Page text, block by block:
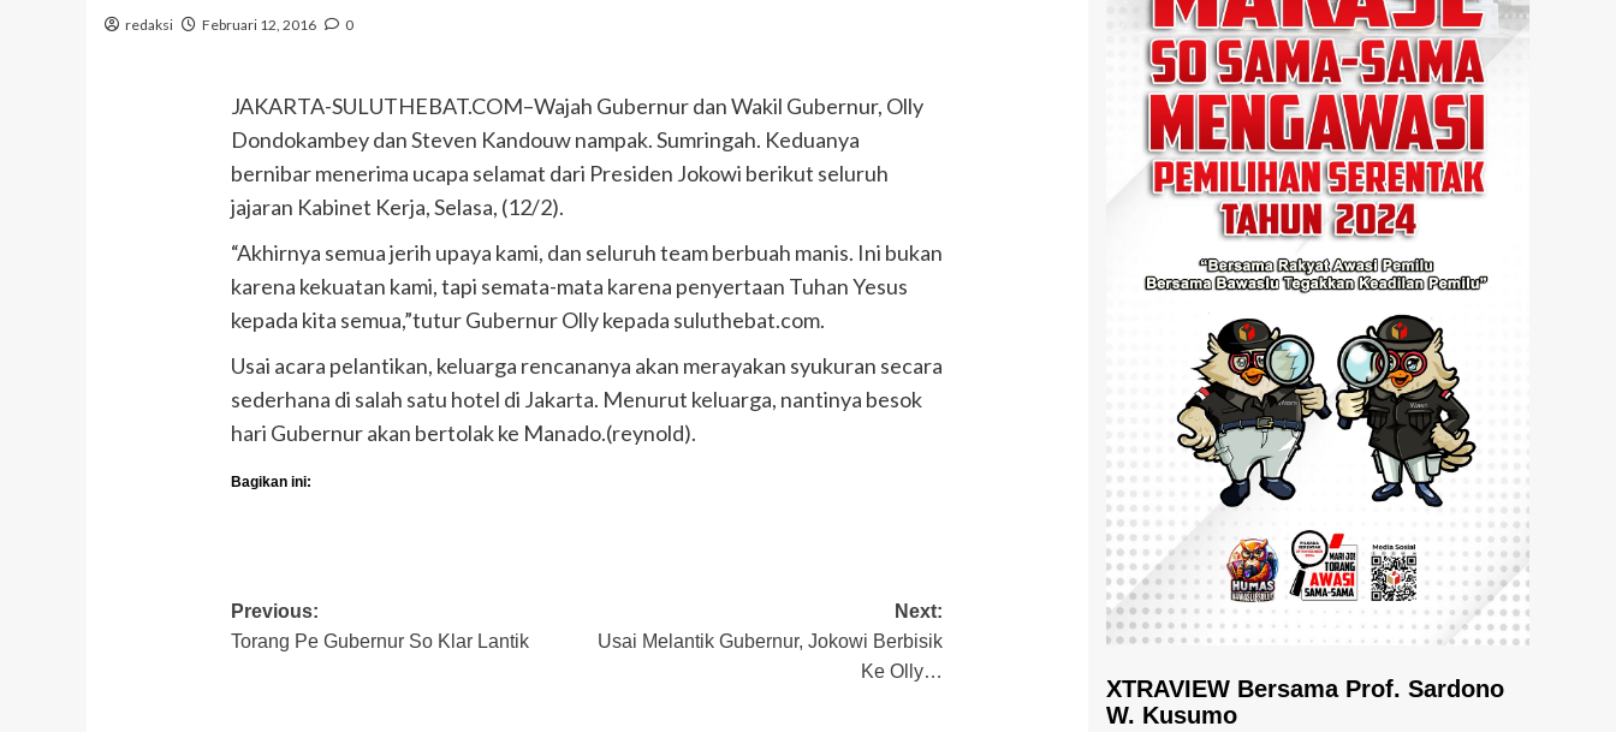
redaksi Februari 12, 2016 0
JAKARTA-SULUTHEBAT.COM–Wajah Gubernur dan Wakil Gubernur, Olly
Dondokambey dan Steven Kandouw nampak. Sumringah. Keduanya
bernibar menerima ucapa selamat dari Presiden Jokowi berikut seluruh
jajaran Kabinet Kerja, Selasa, (12/2).
“Akhirnya semua jerih upaya kami, dan seluruh team berbuah manis. Ini bukan
karena kekuatan kami, tapi semata-mata karena penyertaan Tuhan Yesus
kepada kita semua,”tutur Gubernur Olly kepada suluthebat.com.
Usai acara pelantikan, keluarga rencananya akan merayakan syukuran secara
sederhana di salah satu hotel di Jakarta. Menurut keluarga, nantinya besok
hari Gubernur akan bertolak ke Manado.(reynold).
Bagikan ini:
Post
navigation
Previous:
Torang Pe Gubernur So Klar Lantik
Next:
Usai Melantik Gubernur, Jokowi Berbisik
Ke Olly…
XTRAVIEW Bersama Prof. Sardono
W. Kusumo